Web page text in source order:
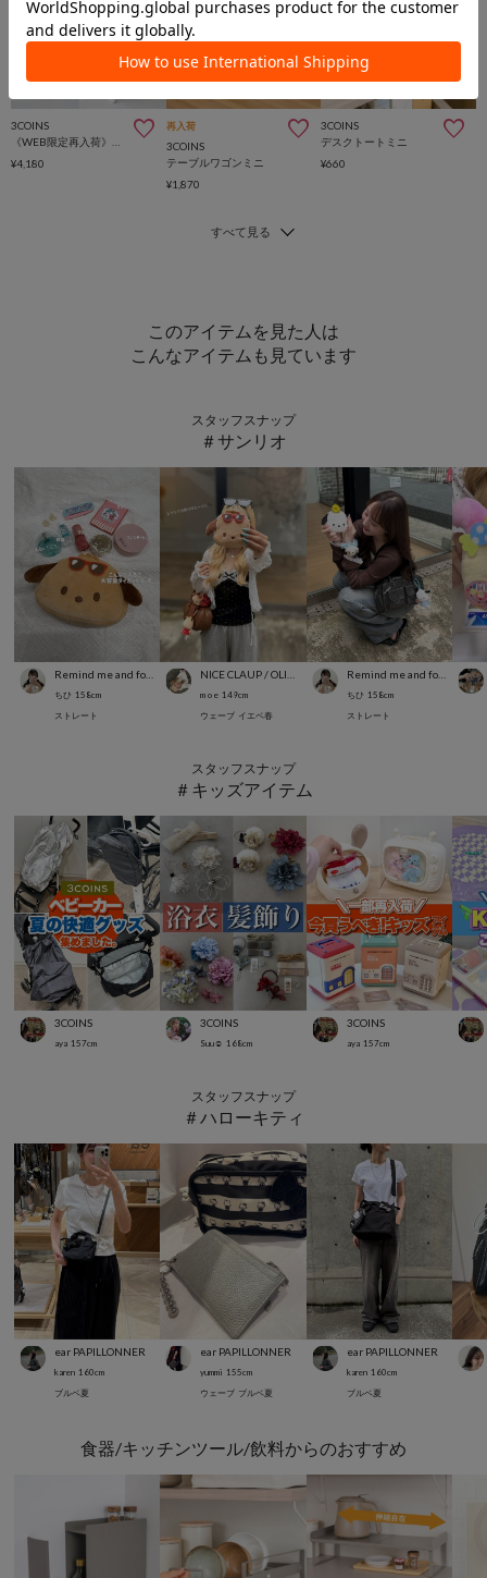
3COINS
¥4,180
再入荷
3COINS
テーブルワゴンミニ
¥1,870
3COINS
デスクトートミニ
¥660
このアイテムを見た人は
こんなアイテムも見ています
スタッフスナップ
＃サンリオ
ちひ 158cm
ストレート
m o e 149cm
ウェーブ イエベ春
Remind me and forever
ちひ 158cm
ストレート
スタッフスナップ
＃キッズアイテム
3COINS
aya 157cm
3COINS
Suu☺︎ 168cm
3COINS
aya 157cm
スタッフスナップ
＃ハローキティ
ear PAPILLONNER
karen 160cm
ブルベ夏
ear PAPILLONNER
yummi 155cm
ウェーブ ブルベ夏
ear PAPILLONNER
karen 160cm
ブルベ夏
食器/キッチンツール/飲料からのおすすめ